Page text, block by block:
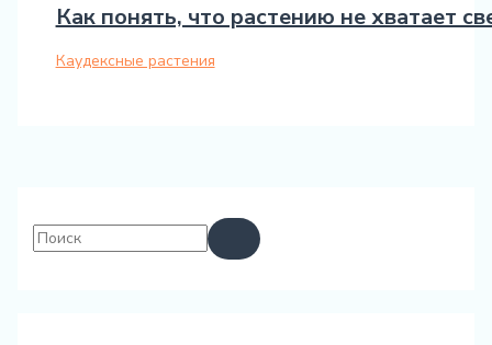
Как понять, что растению не хватает
Каудексные растения